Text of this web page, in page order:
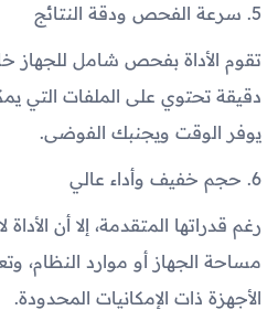
5. سرعة الفحص ودقة النتائج
تقوم الأداة بفحص شامل للجهاز
دقيقة تحتوي على الملفات التي
يوفر الوقت ويجنبك الفوضى.
6. حجم خفيف وأداء عالي
رغم قدراتها المتقدمة، إلا أن
مساحة الجهاز أو موارد النظام،
الأجهزة ذات الإمكانيات المحدودة.